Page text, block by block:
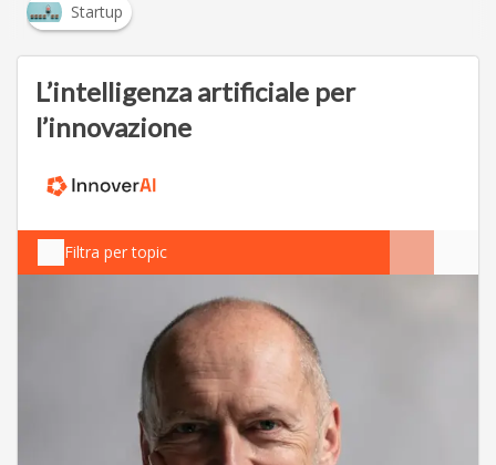
Startup
L’intelligenza artificiale per
l’innovazione
Filtra per topic